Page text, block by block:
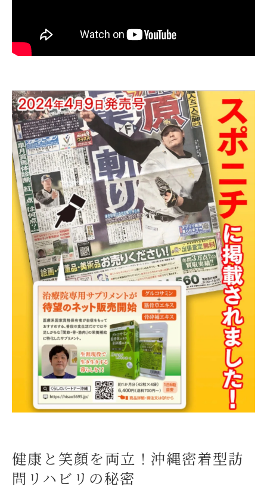
健康と笑顔を両立！沖縄密着型訪
問リハビリの秘密